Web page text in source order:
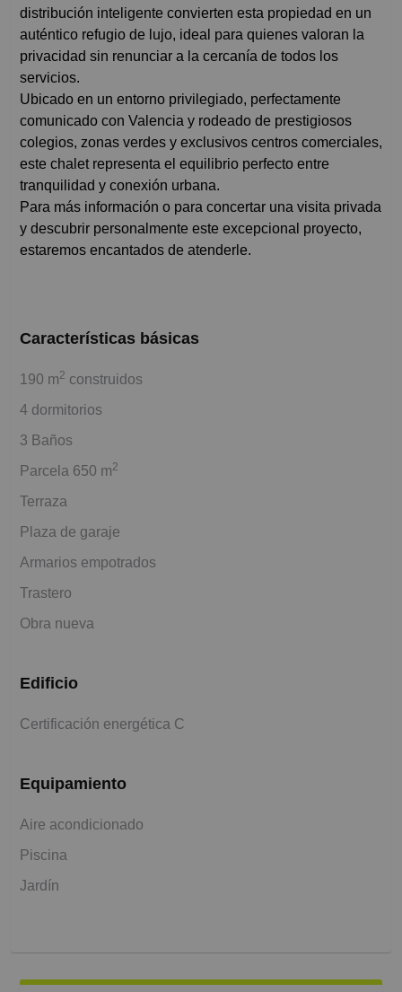
distribución inteligente convierten esta propiedad en un
auténtico refugio de lujo, ideal para quienes valoran la
privacidad sin renunciar a la cercanía de todos los
servicios.
Ubicado en un entorno privilegiado, perfectamente
comunicado con Valencia y rodeado de prestigiosos
colegios, zonas verdes y exclusivos centros comerciales,
este chalet representa el equilibrio perfecto entre
tranquilidad y conexión urbana.
Para más información o para concertar una visita privada
y descubrir personalmente este excepcional proyecto,
estaremos encantados de atenderle.
Características básicas
190 m2 construidos
4 dormitorios
3 Baños
Parcela 650 m2
Terraza
Plaza de garaje
Armarios empotrados
Trastero
Obra nueva
Edificio
Certificación energética C
Equipamiento
Aire acondicionado
Piscina
Jardín